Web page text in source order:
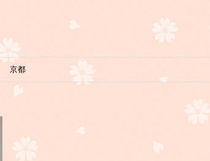
京都